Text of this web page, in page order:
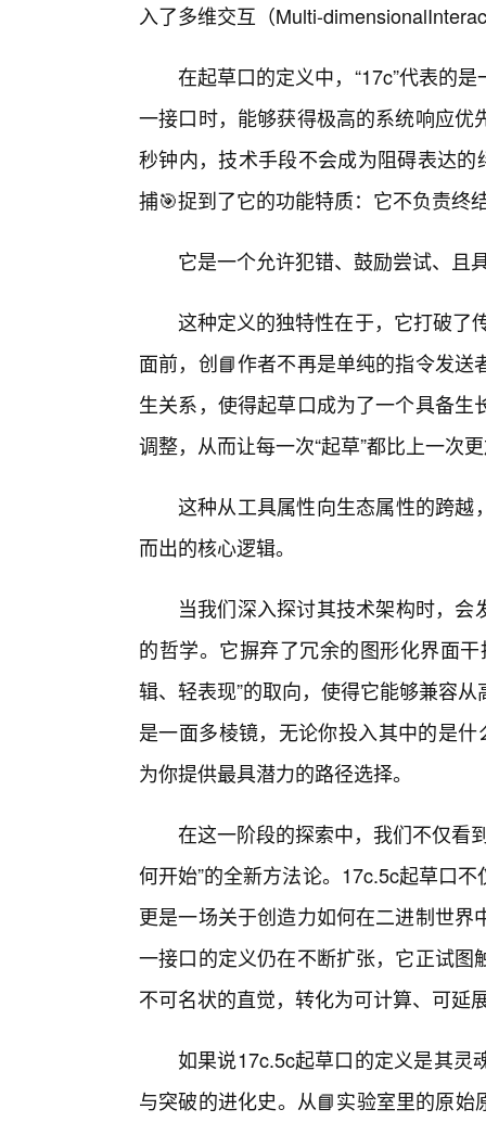
入了多维交互（Multi-
在起草口的定义中，“17c”代表的
一接口时，能够获得极高的系统响应
秒钟内，技术手段不会成为阻碍表达
捕🎯捉到了它的功能特质：它不负责终
它是一个允许犯错、鼓励尝试、且
这种定义的独特性在于，它打破了
面前，创📘作者不再是单纯的指令发
生关系，使得起草口成为了一个具备
调整，从而让每一次“起草”都比上一次
这种从工具属性向生态属性的跨
而出的核心逻辑。
当我们深入探讨其技术架构时，
的哲学。它摒弃了冗余的图形化界面
辑、轻表现”的取向，使得它能够兼容
是一面多棱镜，无论你投入其中的是
为你提供最具潜力的路径选择。
在这一阶段的探索中，我们不仅看
何开始”的全新方法论。17c.5c起草口
更是一场关于创造力如何在二进制世
一接口的定义仍在不断扩张，它正试
不可名状的直觉，转化为可计算、可延
如果说17c.5c起草口的定义是其灵
与突破的进化史。从📘实验室里的原